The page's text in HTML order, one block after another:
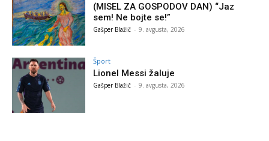
(MISEL ZA GOSPODOV DAN) “Jaz
sem! Ne bojte se!”
Gašper Blažič - 9. avgusta, 2026
Šport
Lionel Messi žaluje
Gašper Blažič - 9. avgusta, 2026